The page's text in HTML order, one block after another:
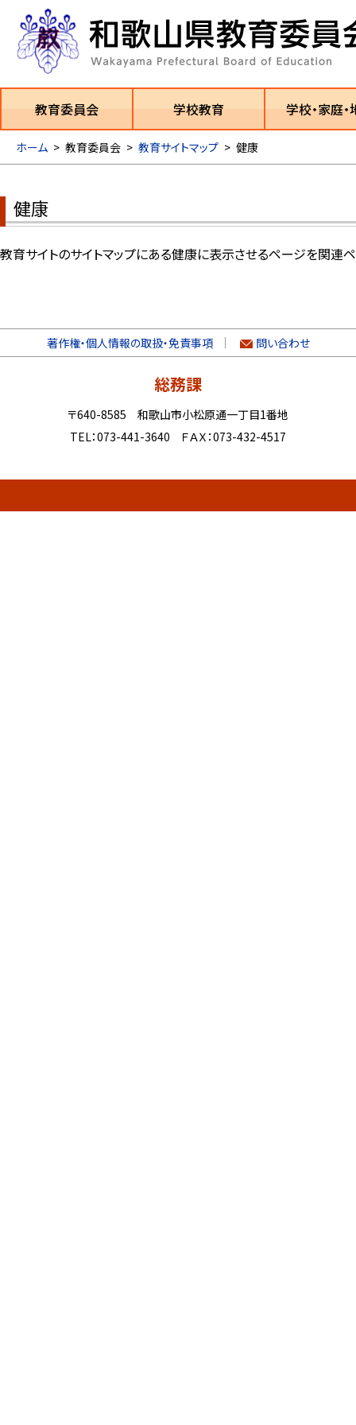
教育委員会 学校教育 学校・家庭
ホーム > 教育委員会 > 教育サイトマップ > 健康
健康
教育サイトのサイトマップにある健康に表示させるページを関連
著作権・個人情報の取扱・免責事項 問い合わせ
総務課
〒640-8585 和歌山市小松原通一丁目1番地
TEL：073-441-3640 ＦＡＸ：073-432-4517